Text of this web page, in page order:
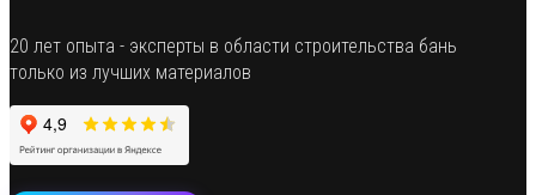
20 лет опыта - эксперты в области строительства бань
только из лучших материалов